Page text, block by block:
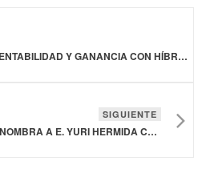
PIONEER IMPULSA RENTABILIDAD Y GANANCIA CON HÍBRIDO DE MAÍZ BLANCO DESARROLLADO ESPECÍFICAMENTE PARA EL CAMPO SINALOENSE, EN MÉXICO
SIGUIENTE
CONSTELLATION BRANDS NOMBRA A E. YURI HERMIDA COMO NUEVO VICEPRESIDENTE EJECUTIVO Y DIRECTOR DE CRECIMIENTO Y ESTRATEGIA